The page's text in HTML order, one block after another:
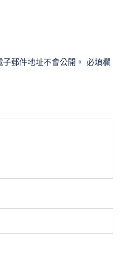
郵件地址不會公開。 必填欄